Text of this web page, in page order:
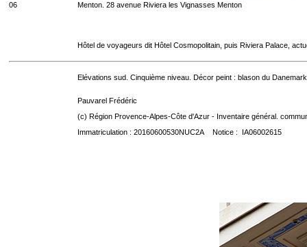
06 Menton. 28 avenue Riviera les Vignasses Menton
Hôtel de voyageurs dit Hôtel Cosmopolitain, puis Riviera Palace,
Elévations sud. Cinquième niveau. Décor peint : blason du
Pauvarel Frédéric
(c) Région Provence-Alpes-Côte d'Azur - Inventaire général.
Immatriculation : 20160600530NUC2A Notice : IA06002615